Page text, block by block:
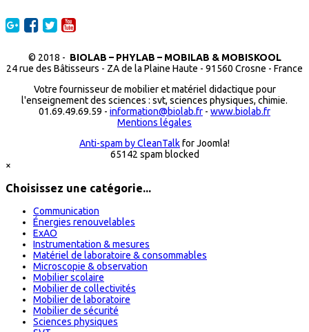
© 2018 - BIOLAB – PHYLAB – MOBILAB & MOBISKOOL
24 rue des Bâtisseurs - ZA de la Plaine Haute - 91560 Crosne - France
Votre fournisseur de mobilier et matériel didactique pour
l'enseignement des sciences : svt, sciences physiques, chimie.
01.69.49.69.59 - information@biolab.fr - www.biolab.fr
Mentions légales
Anti-spam by CleanTalkfor Joomla!
65142 spam blocked
×
Choisissez une catégorie...
Communication
Énergies renouvelables
ExAO
Instrumentation & mesures
Matériel de laboratoire & consommables
Microscopie & observation
Mobilier scolaire
Mobilier de collectivités
Mobilier de laboratoire
Mobilier de sécurité
Sciences physiques